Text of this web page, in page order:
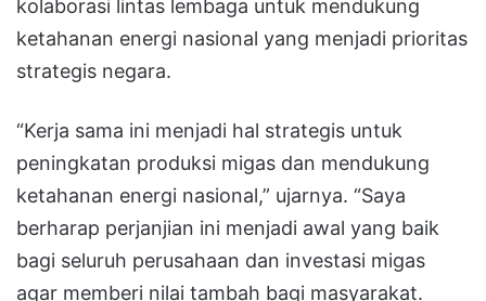
kolaborasi lintas lembaga untuk mendukung
ketahanan energi nasional yang menjadi prioritas
strategis negara.
“Kerja sama ini menjadi hal strategis untuk
peningkatan produksi migas dan mendukung
ketahanan energi nasional,” ujarnya. “Saya
berharap perjanjian ini menjadi awal yang baik
bagi seluruh perusahaan dan investasi migas
agar memberi nilai tambah bagi masyarakat.